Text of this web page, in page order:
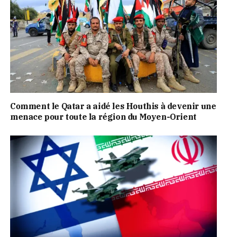
Comment le Qatar a aidé les Houthis à devenir une
menace pour toute la région du Moyen-Orient